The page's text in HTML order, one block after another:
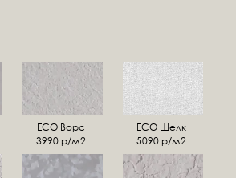
ЕСО Ворс
3990 р/м2
ЕСО Шелк
5090 р/м2